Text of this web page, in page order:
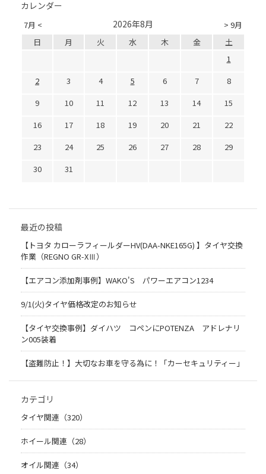
カレンダー
7月 < > 9月
2026年8月
日 月 火 水 木 金
土
1
2
3 4 5 6 7
8
9
10 11 12 13 14
15
16
17 18 19 20 21
22
23
24 25 26 27 28
29
30
31
最近の投稿
【トヨタ カローラフィールダーHV(DAA-NKE165G) 】タイヤ交換
作業（REGNO GR-XⅢ）
【エアコン添加剤事例】WAKO'S パワーエアコン1234
9/1(火)タイヤ価格改定のお知らせ
【タイヤ交換事例】ダイハツ コペンにPOTENZA アドレナリ
ン005装着
【盗難防止！】大切なお車を守る為に！「カーセキュリティー」
カテゴリ
タイヤ関連（320）
ホイール関連（28）
オイル関連（34）